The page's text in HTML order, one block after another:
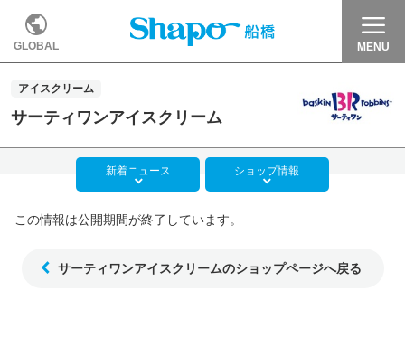
GLOBAL MENU
アイスクリーム
サーティワンアイスクリーム
新着ニュース ショップ情報
この情報は公開期間が終了しています。
サーティワンアイスクリームのショップページへ戻る